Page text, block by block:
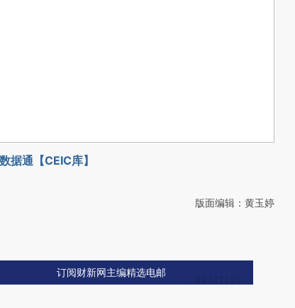
据通【CEIC库】
版面编辑：黄玉婷
订阅财新网主编精选电邮